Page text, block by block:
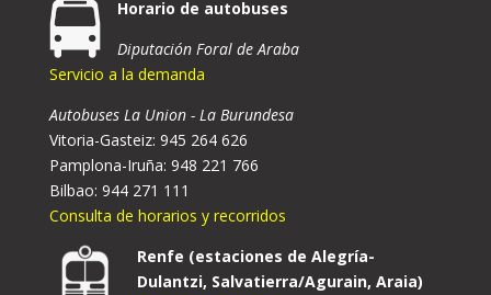
Horario de autobuses
Diputación Foral de Araba
Servicio a la demanda
Autobuses La Union - La Burundesa
Vitoria-Gasteiz: 945 264 626
Pamplona-Iruña: 948 221 766
Bilbao: 944 271 111
Consulta de horarios y recorridos
Renfe (estaciones de Alegría-
Dulantzi, Salvatierra/Agurain, Araia)